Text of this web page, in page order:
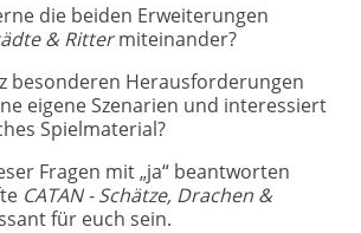
die beiden Erweiterungen
& Rittermiteinander?
besonderen Herausforderungen
eigene Szenarien und interessiert
Spielmaterial?
Fragen mit „ja“ beantworten
CATAN - Schätze, Drachen &
für euch sein.